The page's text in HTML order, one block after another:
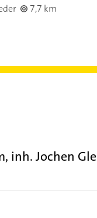
7,7 km
inh. Jochen